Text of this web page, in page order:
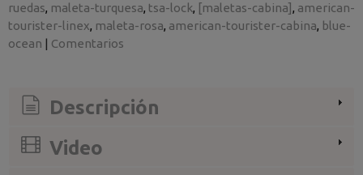
ruedas maleta-turquesa tsa-lock [maletas-cabina] american-
tourister-linex maleta-rosa american-tourister-cabina blue-
ocean | Comentarios
Descripción
Video